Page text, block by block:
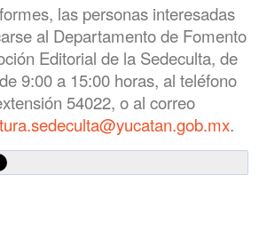
las personas interesadas
al Departamento de Fomento
Editorial de la Sedeculta, de
9:00 a 15:00 horas, al teléfono
54022, o al correo
.